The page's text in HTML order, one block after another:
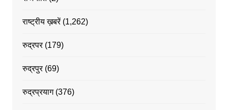
राष्ट्रीय ख़बरें(1,262)
रुद्रपर(179)
रुद्रपुर(69)
रुद्रप्रयाग(376)